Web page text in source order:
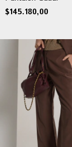
$145.180,00